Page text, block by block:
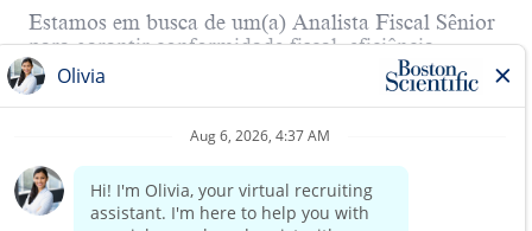
Estamos em busca de um(a) Analista Fiscal Sênior
para garantir conformidade fiscal, eficiência
operacional e suporte às áreas de negócio. Esta
posição terá papel estratégico na gestão tributária
e parametrizações em SAP.
Buscamos um profissional com forte base técnica,
visão estratégica e experiência prática em ambientes
de alta exigência, capaz de propor melhorias,
Read more